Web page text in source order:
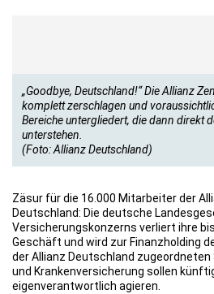
„Goodbye, Deutschland!“ Die Allianz
komplett zerschlagen und
Bereiche untergliedert, die dann direkt
unterstehen.
(Foto: Allianz Deutschland)
Zäsur für die 16.000 Mitarbeiter der
Deutschland: Die deutsche
Versicherungskonzerns verliert ihre
Geschäft und wird zur Finanzholding
der Allianz Deutschland zugeordneten
und Krankenversicherung sollen
eigenverantwortlich agieren.